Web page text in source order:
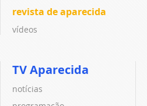
revista de aparecida
vídeos
TV Aparecida
notícias